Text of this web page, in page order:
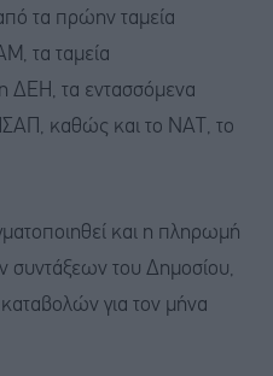
τα πρώην ταμεία
τα ταμεία
ΔΕΗ, τα εντασσόμενα
καθώς και το ΝΑΤ, το
και η πληρωμή
συντάξεων του Δημοσίου,
για τον μήνα